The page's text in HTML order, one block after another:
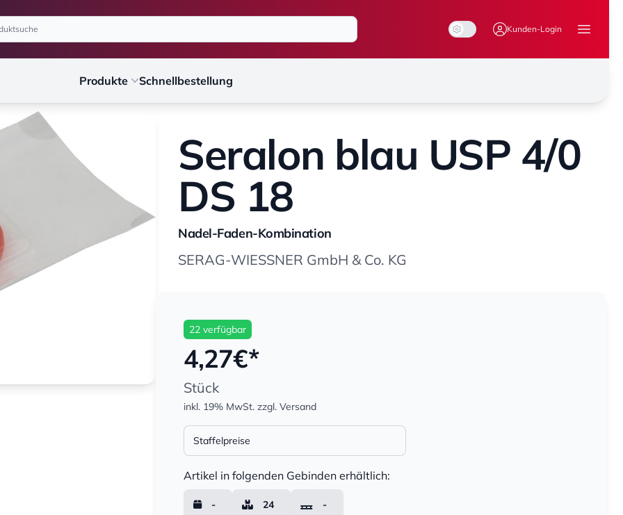
System Mode
Light Mode
Dark Mode Kunden-Login
Menü
Produkte Schnellbestellung
Seralon blau USP 4/0
DS 18
Nadel-Faden-Kombination
SERAG-WIESSNER GmbH & Co. KG
22 verfügbar
4,27€*
Stück
inkl. 19% MwSt. zzgl. Versand
Staffelpreise
Artikel in folgenden Gebinden erhältlich:
- 24 -